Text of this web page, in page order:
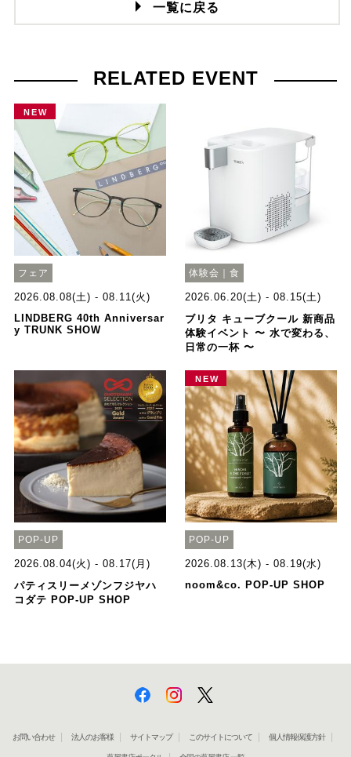
一覧に戻る
RELATED EVENT
NEW
フェア
2026.08.08(土) - 08.11(火)
LINDBERG 40th Anniversar
y TRUNK SHOW
体験会｜食
2026.06.20(土) - 08.15(土)
ブリタ キューブクール 新商品
体験イベント 〜 水で変わる、
日常の一杯 〜
POP-UP
2026.08.04(火) - 08.17(月)
パティスリーメゾンフジヤハ
コダテ POP-UP SHOP
NEW
POP-UP
2026.08.13(木) - 08.19(水)
noom&co. POP-UP SHOP
お問い合わせ 法人のお客様 サイトマップ このサイトについて 個人情報保護方針